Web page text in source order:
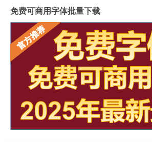
免费可商用字体批量下载